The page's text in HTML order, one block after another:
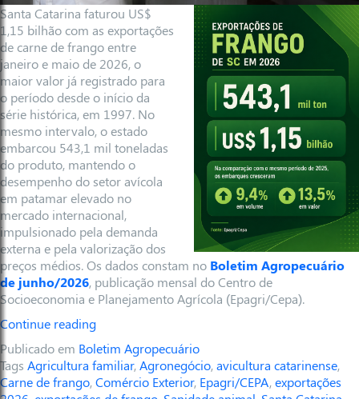
Santa Catarina faturou US$
1,15 bilhão com as exportações
de carne de frango entre
janeiro e maio de 2026, o
maior valor já registrado para
o período desde o início da
série histórica, em 1997. No
mesmo intervalo, o estado
embarcou 543,1 mil toneladas
do produto, mantendo o
desempenho do setor avícola
em patamar elevado no
mercado internacional,
impulsionado pela demanda
externa e pela valorização dos
preços médios.Os dados constam no Boletim Agropecuário
de junho/2026, publicação mensal do Centro de
Socioeconomia e Planejamento Agrícola (Epagri/Cepa).
Continue reading
Publicado em Boletim Agropecuário
Tags Agricultura familiar,Agronegócio,avicultura catarinense,
Carne de frango,Comércio Exterior, Epagri/CEPA,exportações